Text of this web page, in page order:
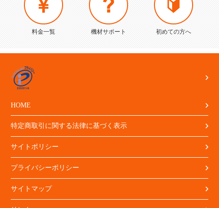
料金一覧 機材サポート 初めての方へ
HOME
特定商取引に関する法律に基づく表示
サイトポリシー
プライバシーポリシー
サイトマップ